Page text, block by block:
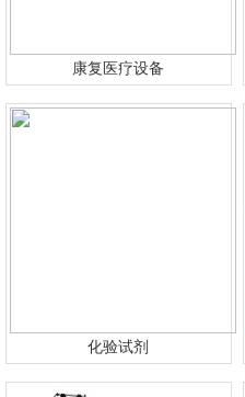
康复医疗设备
化验试剂